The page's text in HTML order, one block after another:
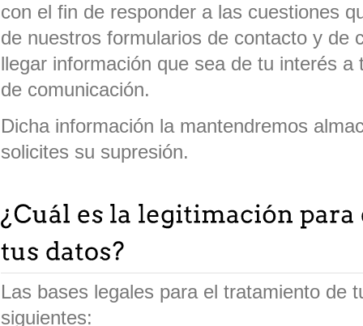
con el fin de responder a las cuestiones
de nuestros formularios de contacto y de
llegar información que sea de tu interés
de comunicación.
Dicha información la mantendremos
solicites su supresión.
Las bases legales para el tratamiento de
siguientes: